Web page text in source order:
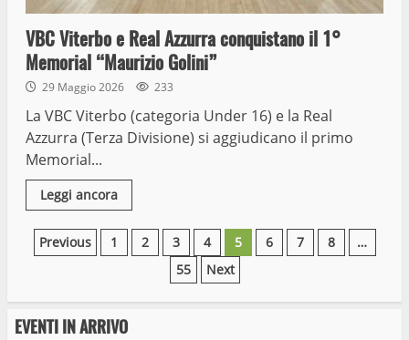
VBC Viterbo e Real Azzurra conquistano il 1°
Memorial “Maurizio Golini”
29 Maggio 2026 233
La VBC Viterbo (categoria Under 16) e la Real
Azzurra (Terza Divisione) si aggiudicano il primo
Memorial...
Leggi ancora
Paginazione
articoli
Previous 1 2 3 4 5 6 7 8
…
55
Next
EVENTI IN ARRIVO